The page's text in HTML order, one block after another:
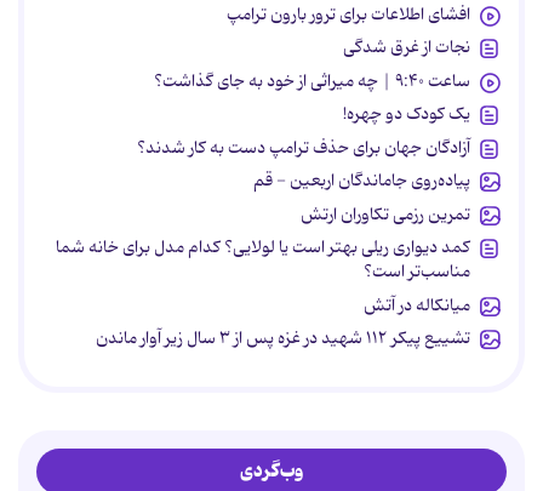
افشای اطلاعات برای ترور بارون ترامپ
نجات از غرق شدگی
ساعت ۹:۴۰ | چه میراثی از خود به جای گذاشت؟
یک کودک دو چهره!
آزادگان جهان برای حذف ترامپ دست به کار شدند؟
پیاده‌روی جاماندگان اربعین - قم
تمرین رزمی تکاوران ارتش
کمد دیواری ریلی بهتر است یا لولایی؟ کدام مدل برای خانه شما
مناسب‌تر است؟
میانکاله در آتش
تشییع پیکر ۱۱۲ شهید در غزه پس از ۳ سال زیر آوار ماندن
وب‌گردی